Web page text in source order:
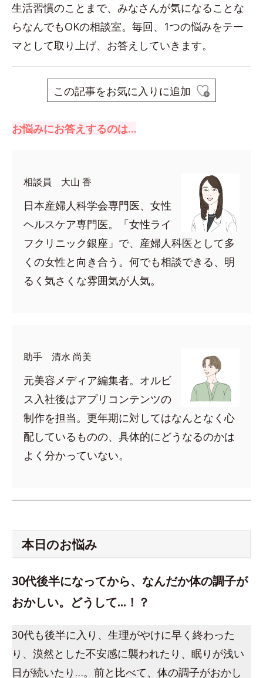
生活習慣のことまで、みなさんが気になることな
らなんでもOKの相談室。毎回、1つの悩みをテー
マとして取り上げ、お答えしていきます。
この記事をお気に入りに追加
お悩みにお答えするのは…
相談員 大山 香
日本産婦人科学会専門医、女性
ヘルスケア専門医。「女性ライ
フクリニック銀座」で、産婦人科医として多
くの女性と向き合う。何でも相談できる、明
るく気さくな雰囲気が人気。
助手 清水 尚美
元美容メディア編集者。オルビ
ス入社後はアプリコンテンツの
制作を担当。更年期に対してはなんとなく心
配しているものの、具体的にどうなるのかは
よく分かっていない。
本日のお悩み
30代後半になってから、なんだか体の調子が
おかしい。どうして…！？
30代も後半に入り、生理がやけに早く終わった
り、漠然とした不安感に襲われたり、眠りが浅い
日が続いたり…。前と比べて、体の調子がおかし